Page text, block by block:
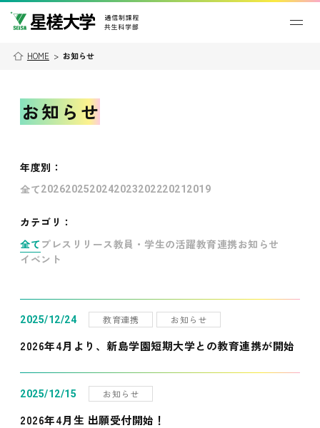
HOME > お知らせ
お知らせ
年度別 ：
全て202620252024202320222021 2019
カテゴリ：
全て プレスリリース教員・学生の活躍教育連携お知らせ
イベント
2025/12/24 教育連携 お知らせ
2026年4月より、新島学園短期大学との教育連携が開始
2025/12/15 お知らせ
2026年4月生 出願受付開始！